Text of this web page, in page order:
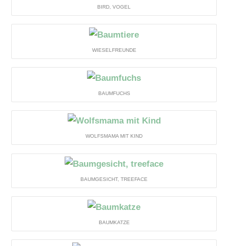
BIRD, VOGEL
WIESELFREUNDE
BAUMFUCHS
WOLFSMAMA MIT KIND
BAUMGESICHT, TREEFACE
BAUMKATZE